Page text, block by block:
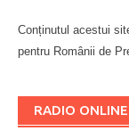
Conținutul acestui
pentru Românii de
RADIO ONLINE